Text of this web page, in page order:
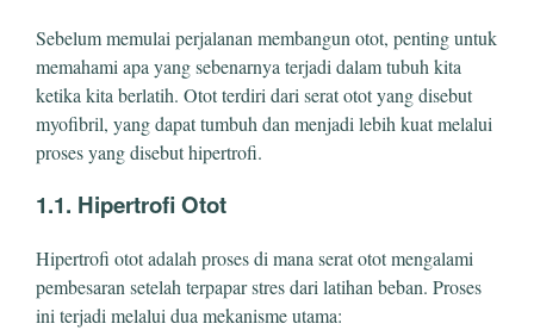
Sebelum memulai perjalanan membangun otot, penting untuk
memahami apa yang sebenarnya terjadi dalam tubuh kita
ketika kita berlatih. Otot terdiri dari serat otot yang disebut
myofibril, yang dapat tumbuh dan menjadi lebih kuat melalui
proses yang disebut hipertrofi.
1.1. Hipertrofi Otot
Hipertrofi otot adalah proses di mana serat otot mengalami
pembesaran setelah terpapar stres dari latihan beban. Proses
ini terjadi melalui dua mekanisme utama: